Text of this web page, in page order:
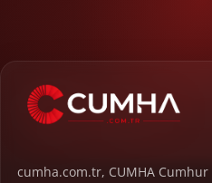
cumha.com.tr, CUMHA